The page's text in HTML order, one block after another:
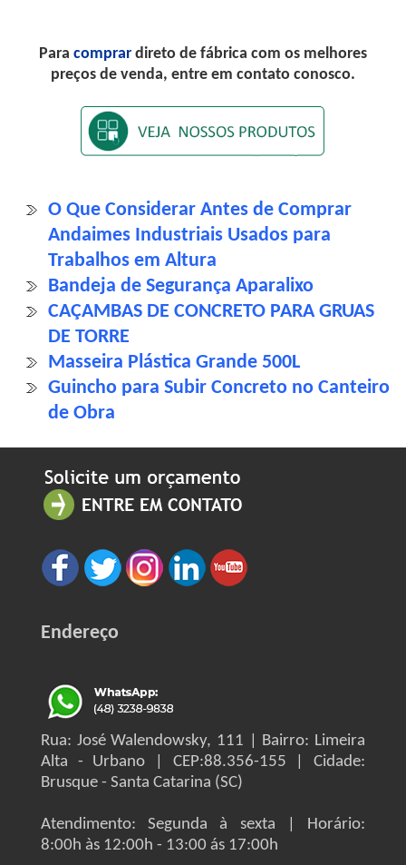
Para comprar direto de fábrica com os melhores
preços de venda, entre em contato conosco.
O Que Considerar Antes de Comprar
Andaimes Industriais Usados para
Trabalhos em Altura
Bandeja de Segurança Aparalixo
CAÇAMBAS DE CONCRETO PARA GRUAS
DE TORRE
Masseira Plástica Grande 500L
Guincho para Subir Concreto no Canteiro
de Obra
Endereço
Rua: José Walendowsky, 111 | Bairro: Limeira
Alta - Urbano | CEP:88.356-155 | Cidade:
Brusque - Santa Catarina (SC)
Atendimento: Segunda à sexta | Horário:
8:00h às 12:00h - 13:00 ás 17:00h